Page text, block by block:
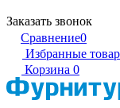
Заказать звонок
Сравнение0
Избранные
Корзина 0